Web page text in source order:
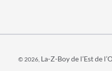
© 2026, La-Z-Boy de l’Est de